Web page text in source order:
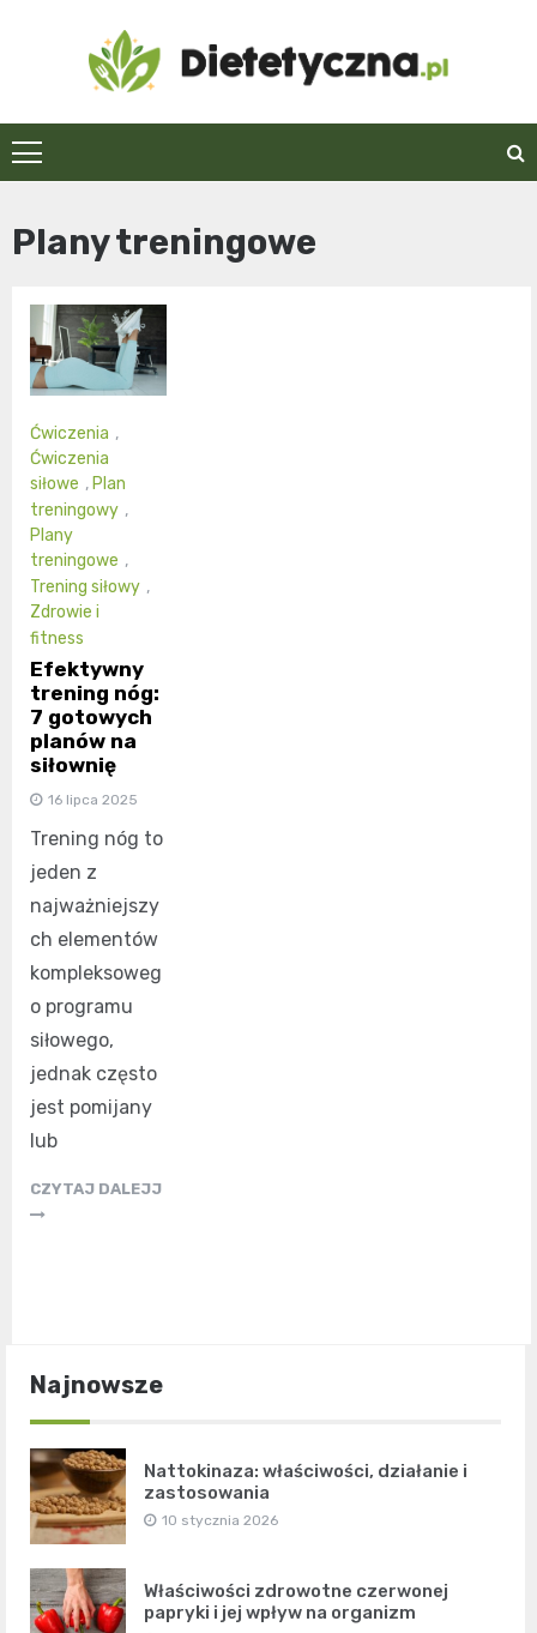
Dietetyczna.pl
Plany treningowe
Ćwiczenia ,
Ćwiczenia
siłowe , Plan
treningowy ,
Plany
treningowe ,
Trening siłowy ,
Zdrowie i
fitness
Efektywny
trening nóg:
7 gotowych
planów na
siłownię
16 lipca 2025
Trening nóg to
jeden z
najważniejszy
ch elementów
kompleksoweg
o programu
siłowego,
jednak często
jest pomijany
lub
CZYTAJ DALEJJ
Najnowsze
Nattokinaza: właściwości, działanie i
zastosowania
10 stycznia 2026
Właściwości zdrowotne czerwonej
papryki i jej wpływ na organizm